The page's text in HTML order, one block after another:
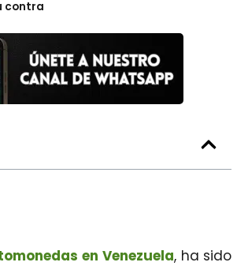
contra
en Venezuela, ha sido